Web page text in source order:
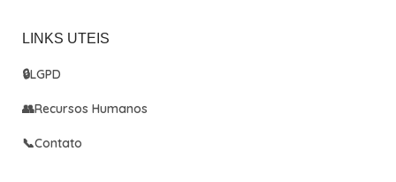
LINKS UTEIS
🔒LGPD
👥Recursos Humanos
📞Contato